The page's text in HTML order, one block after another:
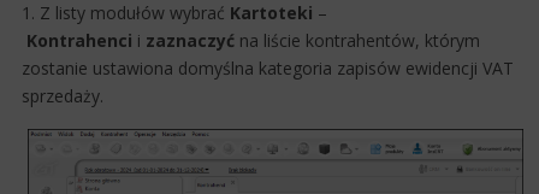
1. Z listy modułów wybrać Kartoteki –
Kontrahenci i zaznaczyć na liście kontrahentów, którym
zostanie ustawiona domyślna kategoria zapisów ewidencji VAT
sprzedaży.